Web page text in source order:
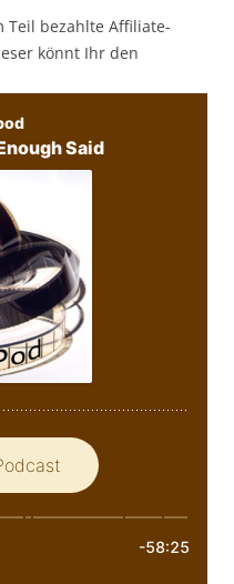
Teil bezahlte Affiliate-
könnt Ihr den